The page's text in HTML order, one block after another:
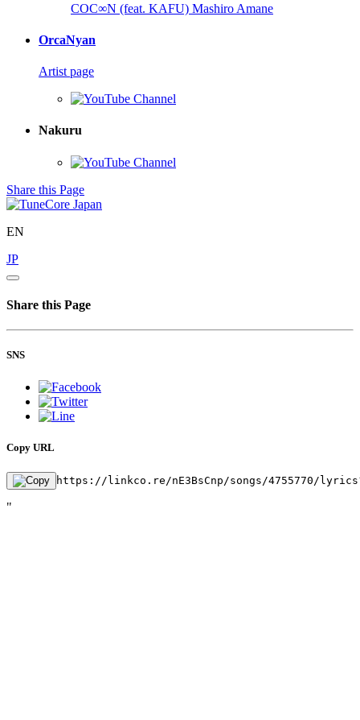
COC∞N (feat. KAFU) Mashiro Amane
OrcaNyan
Artist page
Nakuru
Share this Page
EN
JP
Share this Page
SNS
Copy URL
https://linkco.re/nE3BsCnp/songs/4755770/
"